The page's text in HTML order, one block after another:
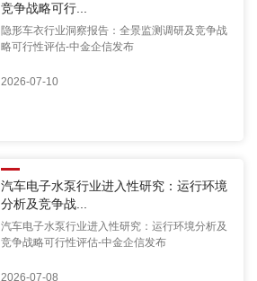
竞争战略可行...
隐形车衣行业洞察报告：全景监测调研及竞争战
略可行性评估-中金企信发布
2026-07-10
汽车电子水泵行业进入性研究：运行环境
分析及竞争战...
汽车电子水泵行业进入性研究：运行环境分析及
竞争战略可行性评估-中金企信发布
2026-07-08